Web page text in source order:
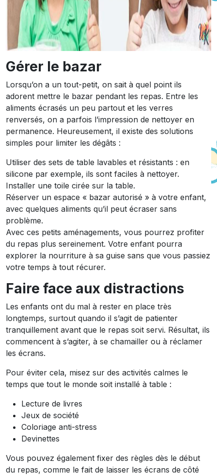
Gérer le bazar
Lorsqu’on a un tout-petit, on sait à quel point ils
adorent mettre le bazar pendant les repas. Entre les
aliments écrasés un peu partout et les verres
renversés, on a parfois l’impression de nettoyer en
permanence. Heureusement, il existe des solutions
simples pour limiter les dégâts :
Utiliser des sets de table lavables et résistants : en
silicone par exemple, ils sont faciles à nettoyer.
Installer une toile cirée sur la table.
Réserver un espace « bazar autorisé » à votre enfant,
avec quelques aliments qu’il peut écraser sans
problème.
Avec ces petits aménagements, vous pourrez profiter
du repas plus sereinement. Votre enfant pourra
explorer la nourriture à sa guise sans que vous passiez
votre temps à tout récurer.
Faire face aux distractions
Les enfants ont du mal à rester en place très
longtemps, surtout quando il s’agit de patienter
tranquillement avant que le repas soit servi. Résultat, ils
commencent à s’agiter, à se chamailler ou à réclamer
les écrans.
Pour éviter cela, misez sur des activités calmes le
temps que tout le monde soit installé à table :
Lecture de livres
Jeux de société
Coloriage anti-stress
Devinettes
Vous pouvez également fixer des règles dès le début
du repas, comme le fait de laisser les écrans de côté